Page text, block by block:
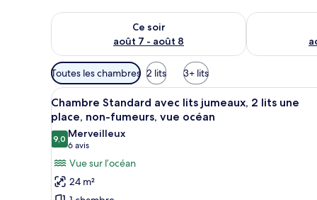
Ce soir
août 7 - août 8
Vérifier la disponibilité pour ce soir août 7 - août 8
Vérifier la
Filtres
disponibles
pour
les
chambres
Toutes les chambres 2 lits 3+ lits
Afficher
toutes
les
photos
pour
ce
type
Une chambre d’hôtel avec
8
Chambre Standard avec lits jumeaux, 2 lits une
place, non-fumeurs, vue océan
9,09,0 sur 10
Merveilleux
6 avis
(6 avis)
Vue sur l’océan
24 m²